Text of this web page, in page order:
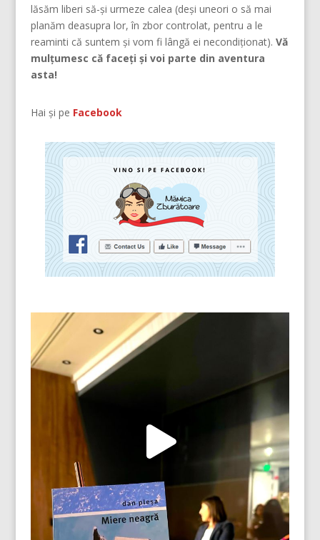
lăsăm liberi să-și urmeze calea (deşi uneori o să mai
planăm deasupra lor, în zbor controlat, pentru a le
reaminti că suntem şi vom fi lângă ei necondiţionat). Vă
mulțumesc că faceți și voi parte din aventura
asta!
Hai și pe Facebook